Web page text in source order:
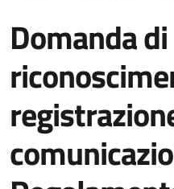
Domanda di